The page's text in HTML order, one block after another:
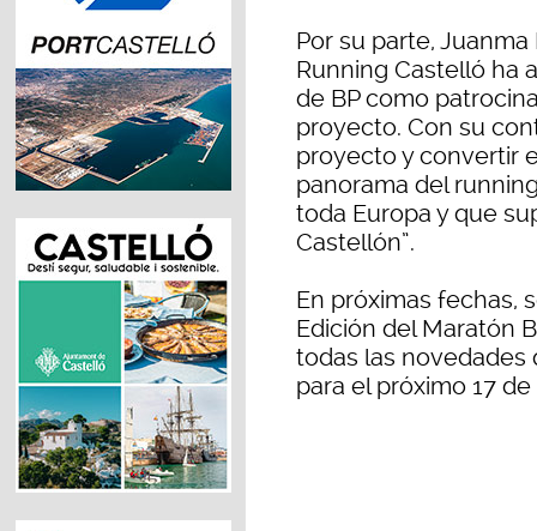
Por su parte,
Running Castelló ha
de BP como
proyecto. Con su
proyecto y convertir
panorama del
toda Europa y que
Castellón”.
En próximas fechas,
Edición del Maratón
todas las novedades
para el próximo 17